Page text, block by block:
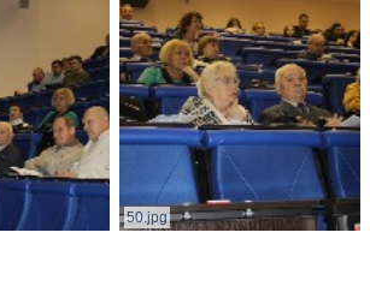
50.jpg